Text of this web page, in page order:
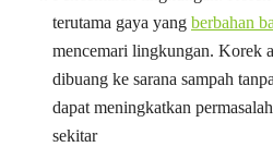
terutama gaya yang berbahan
mencemari lingkungan. Korek
dibuang ke sarana sampah
dapat meningkatkan
sekitar